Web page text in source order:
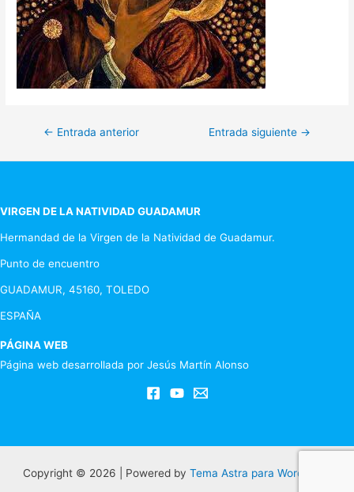
Navegación
de
← Entrada anterior Entrada siguiente →
VIRGEN DE LA NATIVIDAD GUADAMUR
Hermandad de la Virgen de la Natividad de Guadamur.
Punto de encuentro
GUADAMUR, 45160, TOLEDO
ESPAÑA
PÁGINA WEB
Página web desarrollada por Jesús Martín Alonso
Copyright © 2026 | Powered by Tema Astra para WordPress